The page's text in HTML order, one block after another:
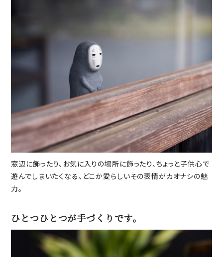
窓辺に飾ったり、お気に入りの場所に飾ったり、ちょっと子供心で
遊んでしまいたくなる、どこか愛らしいその表情がカオナシの魅
力。
ひとつひとつが手づくりです。